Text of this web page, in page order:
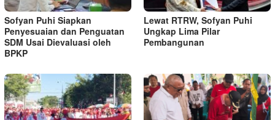
Sofyan Puhi Siapkan
Penyesuaian dan Penguatan
SDM Usai Dievaluasi oleh
BPKP
Lewat RTRW, Sofyan Puhi
Ungkap Lima Pilar
Pembangunan